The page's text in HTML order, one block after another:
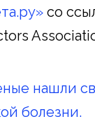
со
нашли
болезни.